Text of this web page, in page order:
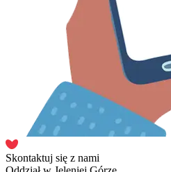
Skontaktuj się z nami